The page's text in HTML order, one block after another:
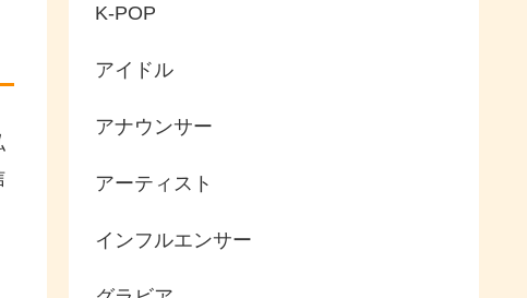
K-POP
アイドル
アナウンサー
アーティスト
インフルエンサー